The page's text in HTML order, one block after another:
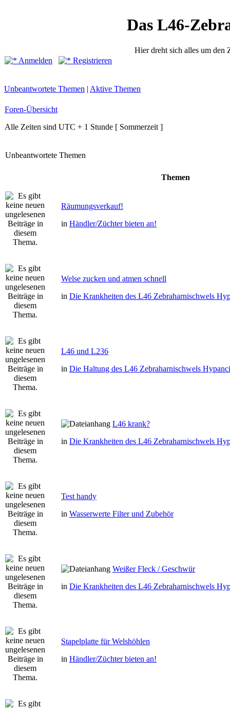
Das L46-
Hier dreht sich alles um den
Anmelden
Registrieren
Unbeantwortete Themen | Aktive Themen
Foren-Übersicht
Alle Zeiten sind UTC + 1 Stunde [ Sommerzeit ]
Unbeantwortete Themen
Themen
Räumungsverkauf!
in Händler/Züchter bieten an!
Welse zucken und atmen schnell
in Die Krankheiten des L46 Zebraharnischwels
L46 und L236
in Die Haltung des L46 Zebraharnischwels
L46 krank?
in Die Krankheiten des L46 Zebraharnischwels
Test handy
in Wasserwerte Filter und Zubehör
Weißer Fleck / Geschwür
in Die Krankheiten des L46 Zebraharnischwels
Stapelplatte für Welshöhlen
in Händler/Züchter bieten an!